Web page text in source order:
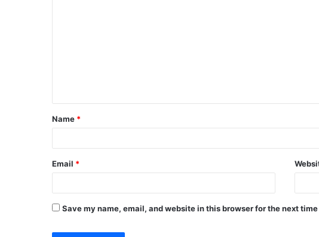
t
*
Name *
Email *
Save my name, email, and website in this browser for the next